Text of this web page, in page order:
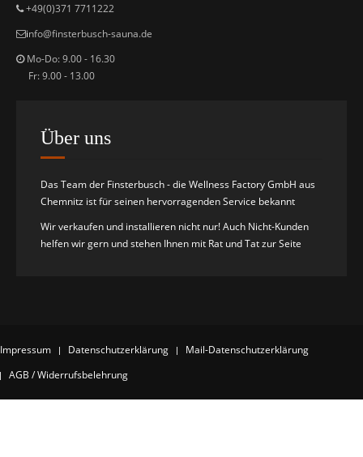
+49(0)371 7711222
info@finsterbusch-sauna.de
Mo-Do: 9.00 - 16.30
Fr: 9.00 - 13.00
Über uns
Das Team der Finsterbusch - die Wellness Factory GmbH aus
Chemnitz ist für seinen hervorragenden Service bekannt
Wir verkaufen und installieren nicht nur! Auch Nicht-Kunden
helfen wir gern und stehen Ihnen mit Rat und Tat zur Seite
Impressum Datenschutzerklärung
Mail-Datenschutzerklärung
AGB / Widerrufsbelehrung